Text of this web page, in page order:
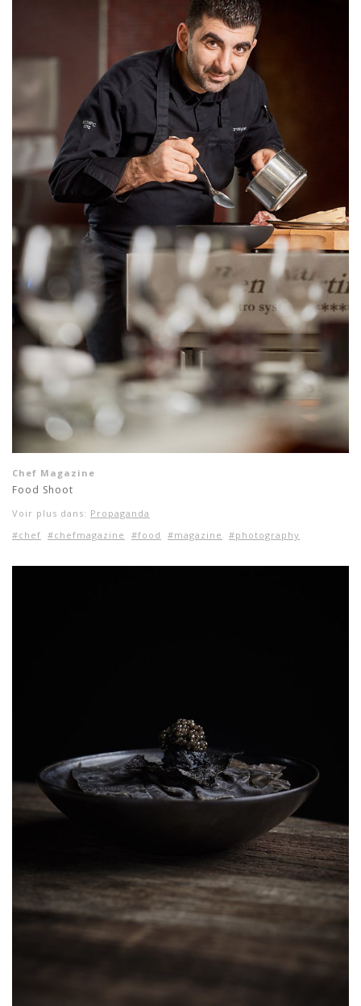
Chef Magazine
Food Shoot
Voir plus dans: Propaganda
#chef #chefmagazine #food #magazine #photography